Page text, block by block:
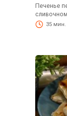
Печенье
сливочном
35 мин.